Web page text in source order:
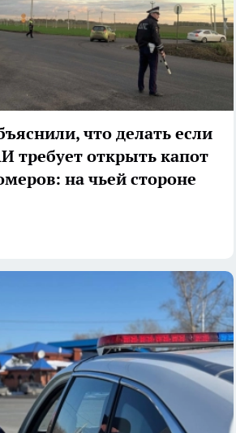
что делать если
требует открыть капот
на чьей стороне